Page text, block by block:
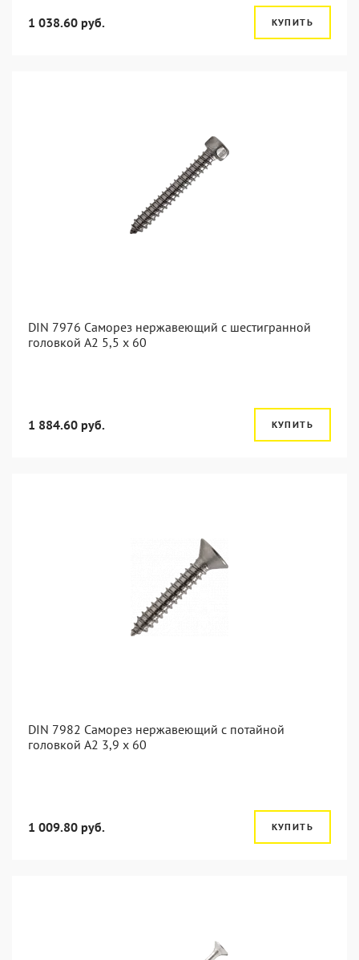
1 038.60 руб. КУПИТЬ
DIN 7976 Саморез нержавеющий с шестигранной
головкой А2 5,5 x 60
1 884.60 руб. КУПИТЬ
DIN 7982 Саморез нержавеющий с потайной
головкой А2 3,9 x 60
1 009.80 руб. КУПИТЬ